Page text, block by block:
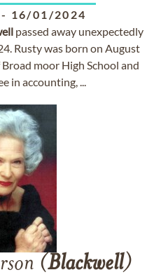
- 16/01/2024
passed away unexpectedly
Rusty was born on August
moor High School and
in accounting, ...
(Blackwell)